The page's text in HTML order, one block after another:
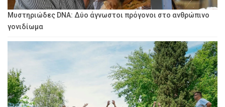
Μυστηριώδες DNA: Δύο άγνωστοι πρόγονοι στο ανθρώπινο
γονιδίωμα